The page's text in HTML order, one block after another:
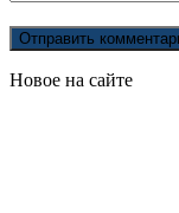
Новое на сайте